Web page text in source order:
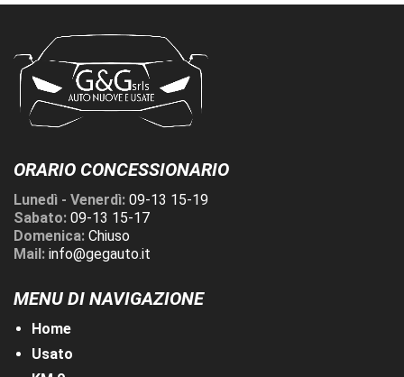
ORARIO CONCESSIONARIO
Lunedì - Venerdì: 09-13 15-19
Sabato: 09-13 15-17
Domenica: Chiuso
Mail: info@gegauto.it
MENU DI NAVIGAZIONE
Home
Usato